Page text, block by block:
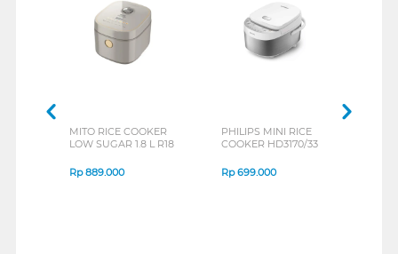
MITO RICE COOKER
LOW SUGAR 1.8 L R18
Rp889.000
PHILIPS MINI RICE
COOKER HD3170/33
Rp699.000